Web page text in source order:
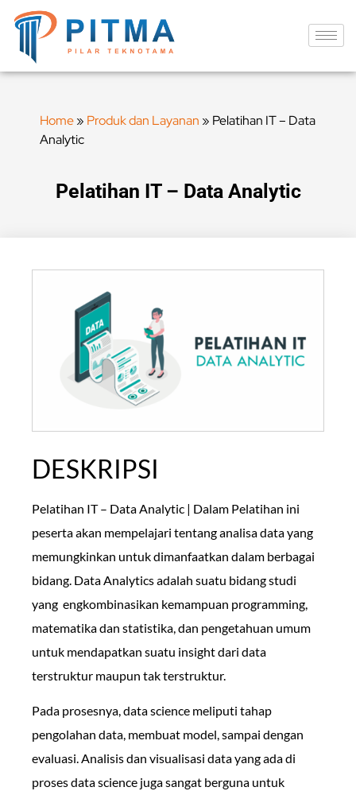
Home» Produk dan Layanan » Pelatihan IT – Data
Analytic
Pelatihan IT – Data Analytic
DESKRIPSI
Pelatihan IT – Data Analytic | Dalam Pelatihan ini
peserta akan mempelajari tentang analisa data yang
memungkinkan untuk dimanfaatkan dalam berbagai
bidang. Data Analytics adalah suatu bidang studi
yang engkombinasikan kemampuan programming,
matematika dan statistika, dan pengetahuan umum
untuk mendapatkan suatu insight dari data
terstruktur maupun tak terstruktur.
Pada prosesnya, data science meliputi tahap
pengolahan data, membuat model, sampai dengan
evaluasi. Analisis dan visualisasi data yang ada di
proses data science juga sangat berguna untuk